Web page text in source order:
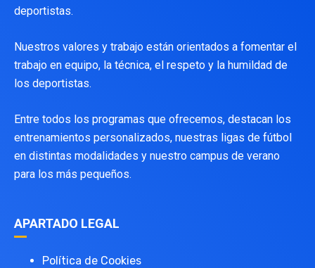
deportistas.
Nuestros valores y trabajo están orientados a fomentar el
trabajo en equipo, la técnica, el respeto y la humildad de
los deportistas.
Entre todos los programas que ofrecemos, destacan los
entrenamientos personalizados, nuestras ligas de fútbol
en distintas modalidades y nuestro campus de verano
para los más pequeños.
APARTADO LEGAL
Política de Cookies